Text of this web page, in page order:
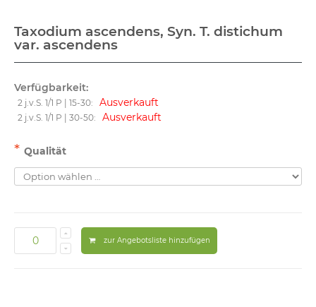
Taxodium ascendens, Syn. T. distichum
var. ascendens
Verfügbarkeit:
2 j.v.S. 1/1 P | 15-30: Ausverkauft
2 j.v.S. 1/1 P | 30-50: Ausverkauft
* Qualität
zur Angebotsliste hinzufügen